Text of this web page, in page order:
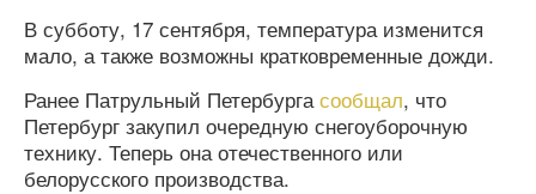
В субботу, 17 сентября, температура изменится
мало, а также возможны кратковременные дожди.
Ранее Патрульный Петербургасообщал, что
Петербург закупил очередную снегоуборочную
технику. Теперь она отечественного или
белорусского производства.